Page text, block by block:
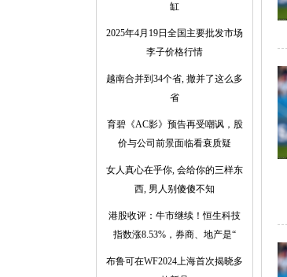
缸
2025年4月19日全国主要批发市场
李子价格行情
越南合并到34个省, 撤并了这么多
省
育碧《AC影》预告再受嘲讽，股
价与公司前景面临看衰质疑
女人真心在乎你, 会给你的三样东
西, 男人别傻傻不知
港股收评：牛市继续！恒生科技
指数涨8.53%，券商、地产是“
布鲁可在WF2024上海首次揭晓多